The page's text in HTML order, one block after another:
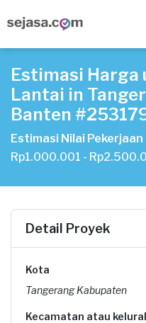
Estimasi Harga
Lantai in
Banten
Estimasi Nilai Pekerjaan
Rp1.000.001 -
Detail Proyek
Kota
Tangerang Kabupaten
Kecamatan atau